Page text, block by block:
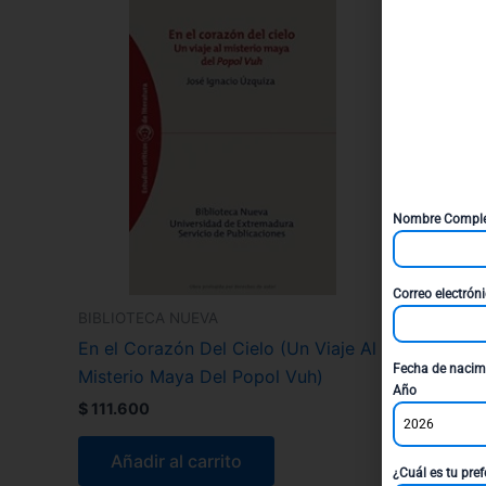
BIBLIOTECA NUEVA
En el Corazón Del Cielo (Un Viaje Al
Misterio Maya Del Popol Vuh)
$ 111.600
Añadir al carrito
Nombre
Correo
Fecha de
Año
2026
¿Cuál es tu